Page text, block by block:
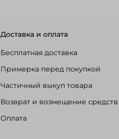
Доставка и оплата
Бесплатная доставка
Примерка перед покупкой
Частичный выкуп товара
Возврат и возмещение средств
Оплата